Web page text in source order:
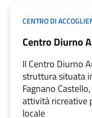
CENTRO DI
Centro Diurno
Il Centro Diurno
struttura situata
Fagnano
attività ricreative
locale